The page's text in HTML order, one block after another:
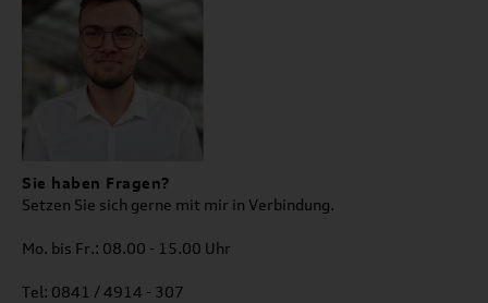
Sie haben Fragen?
Setzen Sie sich gerne mit mir in Verbindung.
Mo. bis Fr.: 08.00 - 15.00 Uhr
Tel: 0841 / 4914 - 307